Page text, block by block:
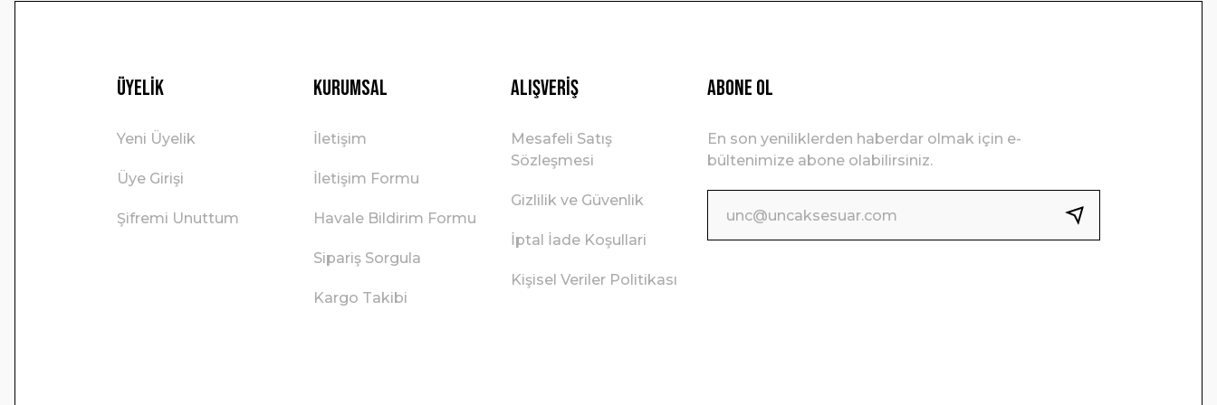
Üyelik
Yeni Üyelik
Üye Girişi
Şifremi Unuttum
Kurumsal
İletişim
İletişim Formu
Havale Bildirim Formu
Sipariş Sorgula
Kargo Takibi
Alışveriş
Mesafeli Satış
Sözleşmesi
Gizlilik ve Güvenlik
İptal İade Koşullari
Kişisel Veriler Politikası
ABONE OL
En son yeniliklerden haberdar olmak için e-
bültenimize abone olabilirsiniz.